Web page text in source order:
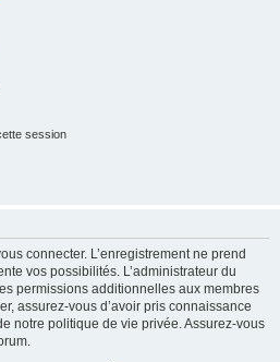
session
connecter. L’enregistrement ne prend
vos possibilités. L’administrateur du
permissions additionnelles aux membres
assurez-vous d’avoir pris connaissance
notre politique de vie privée. Assurez-vous